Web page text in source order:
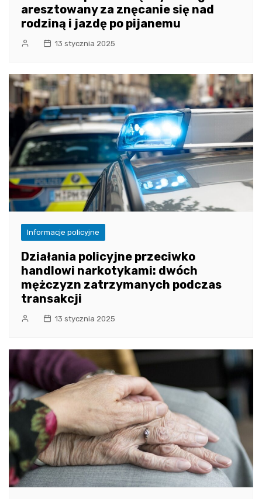
aresztowany za znęcanie się nad
rodziną i jazdę po pijanemu
13 stycznia 2025
Informacje policyjne
Działania policyjne przeciwko
handlowi narkotykami: dwóch
mężczyzn zatrzymanych podczas
transakcji
13 stycznia 2025